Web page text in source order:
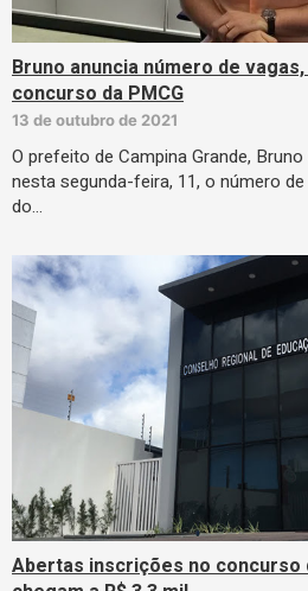
Bruno anuncia número de
concurso da PMCG
13 de outubro de 2021
O prefeito de Campina Grande,
nesta segunda-feira, 11, o número
do…
Abertas inscrições no concurso